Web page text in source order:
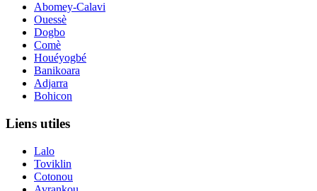
Abomey-Calavi
Ouessè
Dogbo
Comè
Houéyogbé
Banikoara
Adjarra
Bohicon
Liens utiles
Lalo
Toviklin
Cotonou